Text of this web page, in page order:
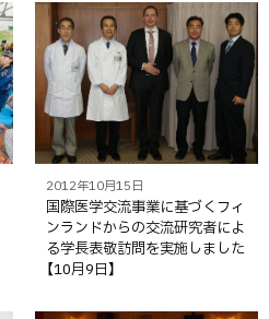
2012年10月15日
国際医学交流事業に基づくフィ
ンランドからの交流研究者によ
る学長表敬訪問を実施しました
【10月9日】